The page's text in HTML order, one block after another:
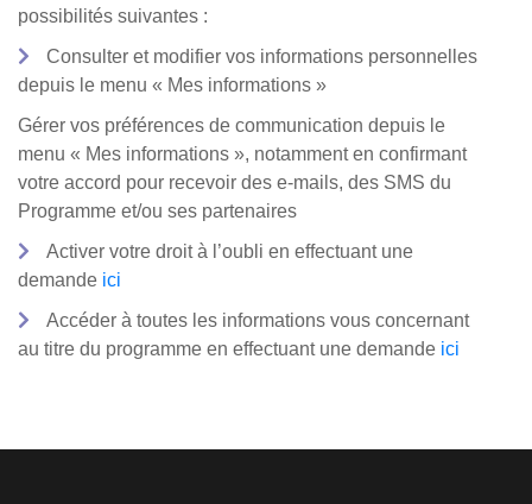
possibilités suivantes :
Consulter et modifier vos informations personnelles
depuis le menu « Mes informations »
Gérer vos préférences de communication depuis le
menu « Mes informations », notamment en confirmant
votre accord pour recevoir des e-mails, des SMS du
Programme et/ou ses partenaires
Activer votre droit à l’oubli en effectuant une
demande ici
Accéder à toutes les informations vous concernant
au titre du programme en effectuant une demande ici